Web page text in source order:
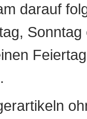
darauf